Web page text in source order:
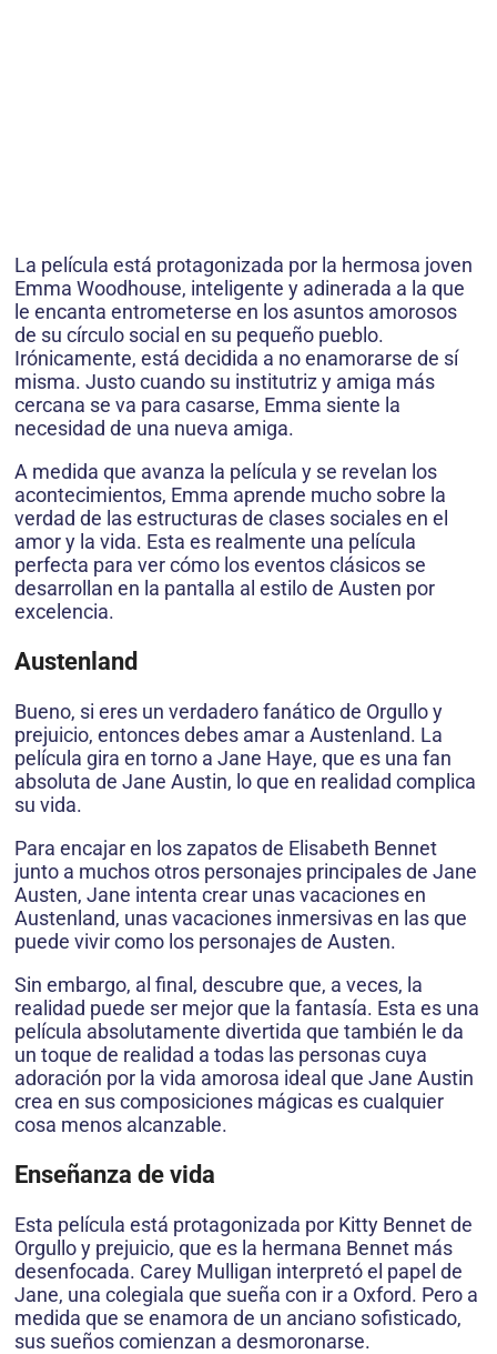
La película está protagonizada por la hermosa joven
Emma Woodhouse, inteligente y adinerada a la que
le encanta entrometerse en los asuntos amorosos
de su círculo social en su pequeño pueblo.
Irónicamente, está decidida a no enamorarse de sí
misma. Justo cuando su institutriz y amiga más
cercana se va para casarse, Emma siente la
necesidad de una nueva amiga.
A medida que avanza la película y se revelan los
acontecimientos, Emma aprende mucho sobre la
verdad de las estructuras de clases sociales en el
amor y la vida. Esta es realmente una película
perfecta para ver cómo los eventos clásicos se
desarrollan en la pantalla al estilo de Austen por
excelencia.
Austenland
Bueno, si eres un verdadero fanático de Orgullo y
prejuicio, entonces debes amar a Austenland. La
película gira en torno a Jane Haye, que es una fan
absoluta de Jane Austin, lo que en realidad complica
su vida.
Para encajar en los zapatos de Elisabeth Bennet
junto a muchos otros personajes principales de Jane
Austen, Jane intenta crear unas vacaciones en
Austenland, unas vacaciones inmersivas en las que
puede vivir como los personajes de Austen.
Sin embargo, al final, descubre que, a veces, la
realidad puede ser mejor que la fantasía. Esta es una
película absolutamente divertida que también le da
un toque de realidad a todas las personas cuya
adoración por la vida amorosa ideal que Jane Austin
crea en sus composiciones mágicas es cualquier
cosa menos alcanzable.
Enseñanza de vida
Esta película está protagonizada por Kitty Bennet de
Orgullo y prejuicio, que es la hermana Bennet más
desenfocada. Carey Mulligan interpretó el papel de
Jane, una colegiala que sueña con ir a Oxford. Pero a
medida que se enamora de un anciano sofisticado,
sus sueños comienzan a desmoronarse.